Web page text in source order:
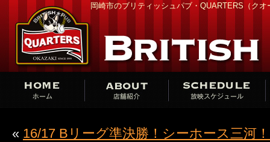
岡崎市のブリティッシュパブ・QUARTERS（クオ
« 16/17 Bリーグ準決勝！シーホース三河